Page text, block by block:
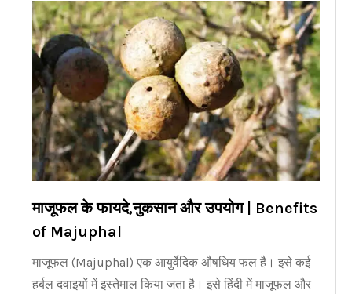
माजूफल के फायदे,नुकसान और उपयोग | Benefits
of Majuphal
माजूफल (Majuphal) एक आयुर्वेदिक औषधिय फल है। इसे कई
हर्बल दवाइयों में इस्तेमाल किया जता है। इसे हिंदी में माजूफल और